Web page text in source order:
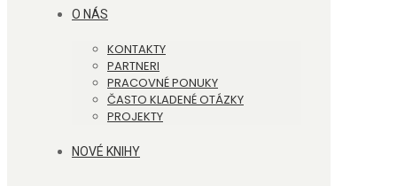
O NÁS
KONTAKTY
PARTNERI
PRACOVNÉ PONUKY
ČASTO KLADENÉ OTÁZKY
PROJEKTY
NOVÉ KNIHY